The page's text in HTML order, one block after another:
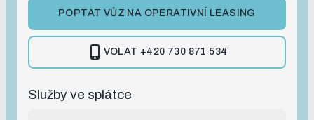
POPTAT VŮZ NA OPERATIVNÍ LEASING
VOLAT +420 730 871 534
Služby ve splátce